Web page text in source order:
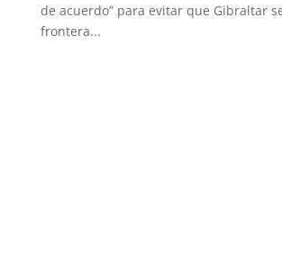
de acuerdo” para evitar que Gibraltar
frontera...